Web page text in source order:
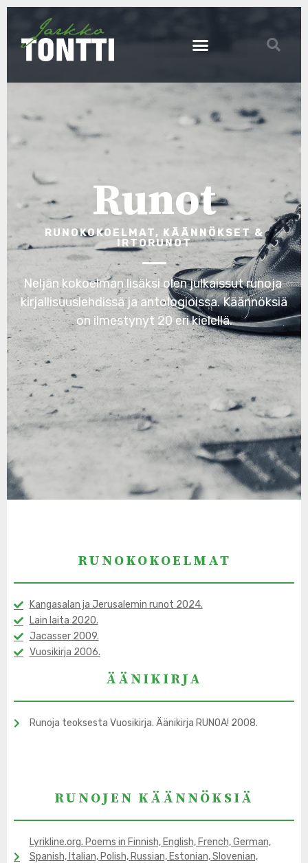
Runot
RUNOKOKOELMAT, KÄÄNNÖKSET &
IRTORUNOT
Neljän kokoelman lisäksi olen julkaissut runoja
kirjallisuuslehdissä ja antologioissa. Käännöksiä
on ilmestynyt 20 eri kielellä.
RUNOKOKOELMAT
Kangasalan ja Jerusalemin runot 2024.
Lain laita 2020.
Jacasser 2009.
Vuosikirja 2006.
ÄÄNIKIRJA
Runoja teoksesta Vuosikirja. Äänikirja RUNOA! 2008.
RUNOJEN KÄÄNNÖKSIÄ
Lyrikline.org. Poems in Finnish, English, French, German,
Spanish, Italian, Polish, Russian, Estonian, Slovenian,